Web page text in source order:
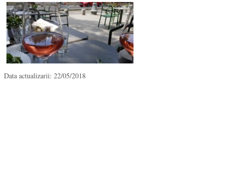
Data actualizarii: 22/05/2018